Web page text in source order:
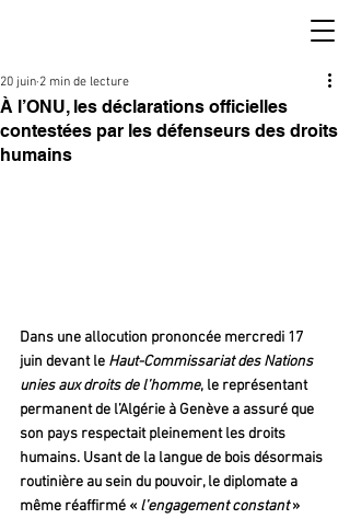
À l’ONU, les déclarations officielles
contestées par les défenseurs des droits
humains
20 juin 2 min de lecture
Dans une allocution prononcée mercredi 17
juin devant le Haut-Commissariat des Nations
unies aux droits de l’homme, le représentant
permanent de l’Algérie à Genève a assuré que
son pays respectait pleinement les droits
humains. Usant de la langue de bois désormais
routinière au sein du pouvoir, le diplomate a
même réaffirmé « l’engagement constant »